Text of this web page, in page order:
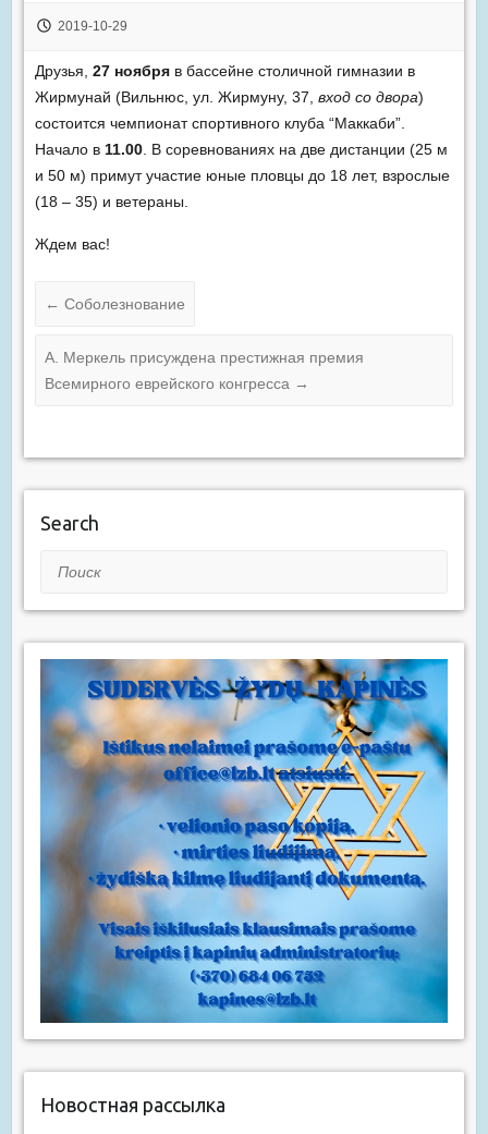
2019-10-29
Друзья, 27 ноябряв бассейне столичной гимназии в
Жирмунай (Вильнюс, ул. Жирмуну, 37, вход со двора)
состоится чемпионат спортивного клуба “Маккаби”.
Начало в 11.00. В соревнованиях на две дистанции (25 м
и 50 м) примут участие юные пловцы до 18 лет, взрослые
(18 – 35) и ветераны.
Ждем вас!
← Соболезнование
А. Меркель присуждена престижная премия
Всемирного еврейского конгресса →
Search
Поиск
Новостная рассылка